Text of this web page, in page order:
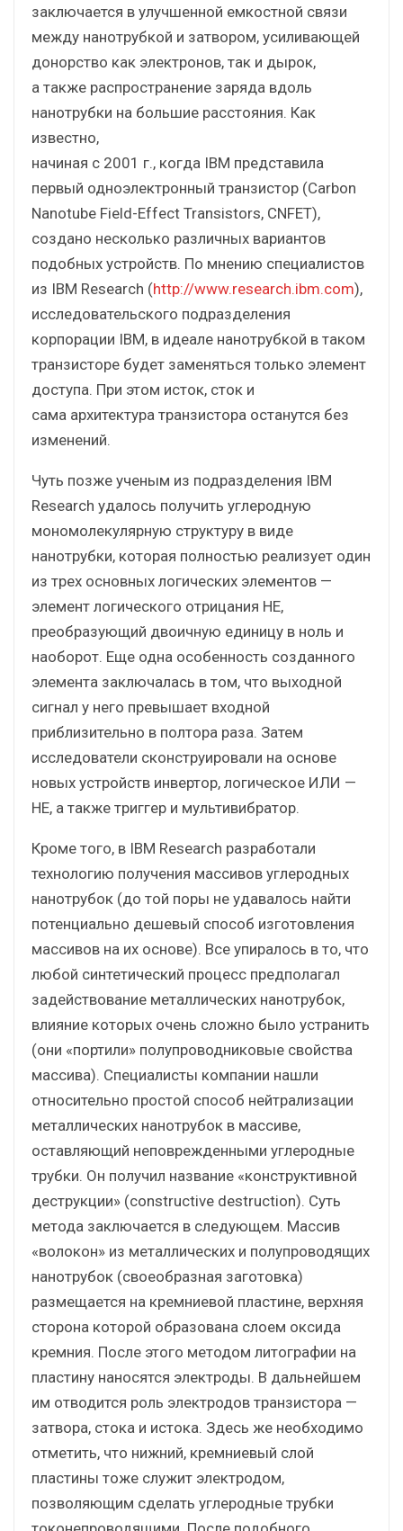
заключается в улучшенной емкостной связи
между нанотрубкой и затвором, усиливающей
донорство как электронов, так и дырок,
а также распространение заряда вдоль
нанотрубки на большие расстояния. Как
известно,
начиная с 2001 г., когда IBM представила
первый одноэлектронный транзистор (Carbon
Nanotube Field-Effect Transistors, СNFET),
создано несколько различных вариантов
подобных устройств. По мнению специалистов
из IBM Research (http://www.research.ibm.com),
исследовательского подразделения
корпорации IBM, в идеале нанотрубкой в таком
транзисторе будет заменяться только элемент
доступа. При этом исток, сток и
сама архитектура транзистора останутся без
изменений.
Чуть позже ученым из подразделения IBM
Research удалось получить углеродную
мономолекулярную структуру в виде
нанотрубки, которая полностью реализует один
из трех основных логических элементов —
элемент логического отрицания НЕ,
преобразующий двоичную единицу в ноль и
наоборот. Еще одна особенность созданного
элемента заключалась в том, что выходной
сигнал у него превышает входной
приблизительно в полтора раза. Затем
исследователи сконструировали на основе
новых устройств инвертор, логическое ИЛИ —
НЕ, а также триггер и мультивибратор.
Кроме того, в IBM Research разработали
технологию получения массивов углеродных
нанотрубок (до той поры не удавалось найти
потенциально дешевый способ изготовления
массивов на их основе). Все упиралось в то, что
любой синтетический процесс предполагал
задействование металлических нанотрубок,
влияние которых очень сложно было устранить
(они «портили» полупроводниковые свойства
массива). Специалисты компании нашли
относительно простой способ нейтрализации
металлических нанотрубок в массиве,
оставляющий неповрежденными углеродные
трубки. Он получил название «конструктивной
деструкции» (constructive destruction). Суть
метода заключается в следующем. Массив
«волокон» из металлических и полупроводящих
нанотрубок (своеобразная заготовка)
размещается на кремниевой пластине, верхняя
сторона которой образована слоем оксида
кремния. После этого методом литографии на
пластину наносятся электроды. В дальнейшем
им отводится роль электродов транзистора —
затвора, стока и истока. Здесь же необходимо
отметить, что нижний, кремниевый слой
пластины тоже служит электродом,
позволяющим сделать углеродные трубки